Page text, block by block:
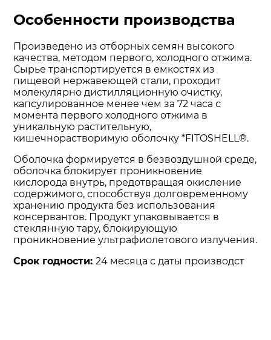
Особенности производства
Произведено из отборных семян высокого
качества, методом первого, холодного отжима.
Сырье транспортируется в емкостях из
пищевой нержавеющей стали, проходит
молекулярно дистилляционную очистку,
капсулированное менее чем за 72 часа с
момента первого холодного отжима в
уникальную растительную,
кишечнорастворимую оболочку *FITOSHELL®.
Оболочка формируется в безвоздушной среде,
оболочка блокирует проникновение
кислорода внутрь, предотвращая окисление
содержимого, способствуя долговременному
хранению продукта без использования
консервантов. Продукт упаковывается в
стеклянную тару, блокирующую
проникновение ультрафиолетового излучения.
Срок годности:24 месяца с даты производст